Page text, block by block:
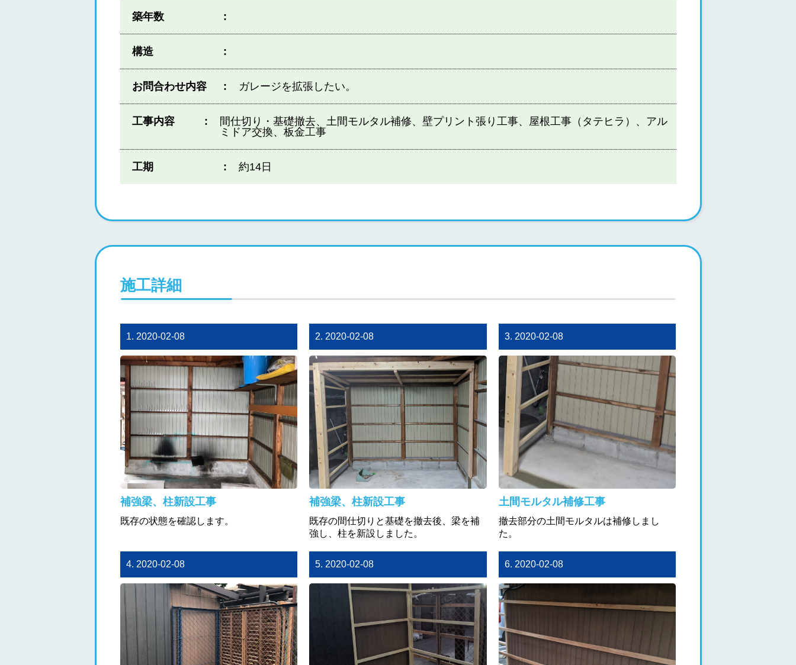
築年数
構造
お問合わせ内容 ガレージを拡張したい。
工事内容
間仕切り・基礎撤去、土間モルタル補修、壁プリント張り工事、屋根工事（タテヒラ）、アル
ミドア交換、板金工事
工期 約14日
施工詳細
1. 2020-02-08
補強梁、柱新設工事
既存の状態を確認します。
2. 2020-02-08
補強梁、柱新設工事
既存の間仕切りと基礎を撤去後、梁を補
強し、柱を新設しました。
3. 2020-02-08
土間モルタル補修工事
撤去部分の土間モルタルは補修しまし
た。
4. 2020-02-08 5. 2020-02-08 6. 2020-02-08